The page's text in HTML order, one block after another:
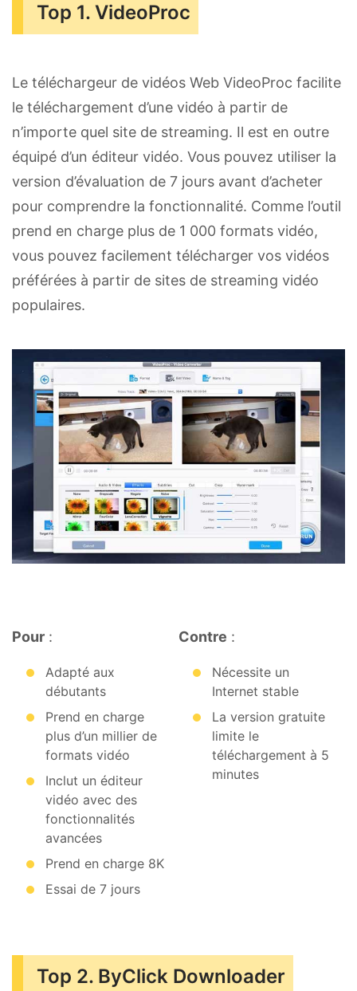
Top 1. VideoProc
Le téléchargeur de vidéos Web VideoProc facilite
le téléchargement d’une vidéo à partir de
n’importe quel site de streaming. Il est en outre
équipé d’un éditeur vidéo. Vous pouvez utiliser la
version d’évaluation de 7 jours avant d’acheter
pour comprendre la fonctionnalité. Comme l’outil
prend en charge plus de 1 000 formats vidéo,
vous pouvez facilement télécharger vos vidéos
préférées à partir de sites de streaming vidéo
populaires.
Pour :
Adapté aux
débutants
Prend en charge
plus d’un millier de
formats vidéo
Inclut un éditeur
vidéo avec des
fonctionnalités
avancées
Prend en charge 8K
Essai de 7 jours
Contre :
Nécessite un
Internet stable
La version gratuite
limite le
téléchargement à 5
minutes
Top 2. ByClick Downloader